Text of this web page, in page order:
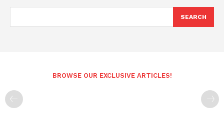
SEARCH
BROWSE OUR EXCLUSIVE ARTICLES!